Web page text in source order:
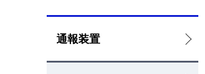
現
ロ
ー
通報装置